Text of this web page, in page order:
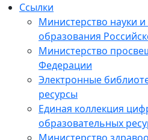
Ссылки
Министерство науки
образования
Министерство
Федерации
Электронные
ресурсы
Единая коллекция
образовательных